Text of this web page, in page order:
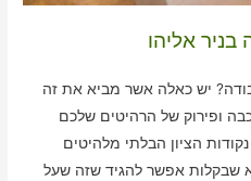
בניר אליהו
יש כאלה אשר מביא את זה
ופירוק של הרהיטים שלכם
הציון הבלתי מלהיטים
שבקלות אפשר להגיד שזה שעל